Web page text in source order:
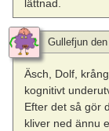
lättnad.
Gullefjun den
Äsch, Dolf,
kognitivt
Efter det så gör
kliver ned ännu